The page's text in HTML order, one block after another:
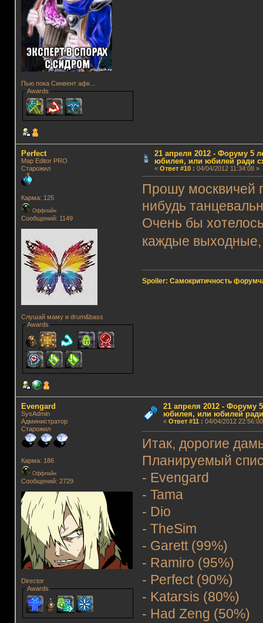
Пью пока Синвент афк...
Awards
Perfect
Map Editor PRO
Старожил
Карма: 125
Оффлайн
Сообщений: 1149
Слушай маму и drum&bass
Awards
21 апреля 2012 - Форуму 5
юбилея, или юбилей ради
« Ответ #10: 04/04/2012 11:34:08 »
Прошу москвичей
нибудь
Очень бы
каждые выходные,
Spoiler: Самокритичность
Evengard
SysAdmin
Администратор
Старожил
Карма: 186
Оффлайн
Сообщений: 2729
Director
Awards
21 апреля 2012 - Форуму
юбилея, или юбилей
« Ответ #11 : 04/04/2012
Итак, дорогие
Планируемый
- Evengard
- Tama
- Dio
- TheSim
- Garett (99%)
- Ramiro (95%)
- Perfect (90%)
- Katarsis (80%)
- Had Zeng (50%)